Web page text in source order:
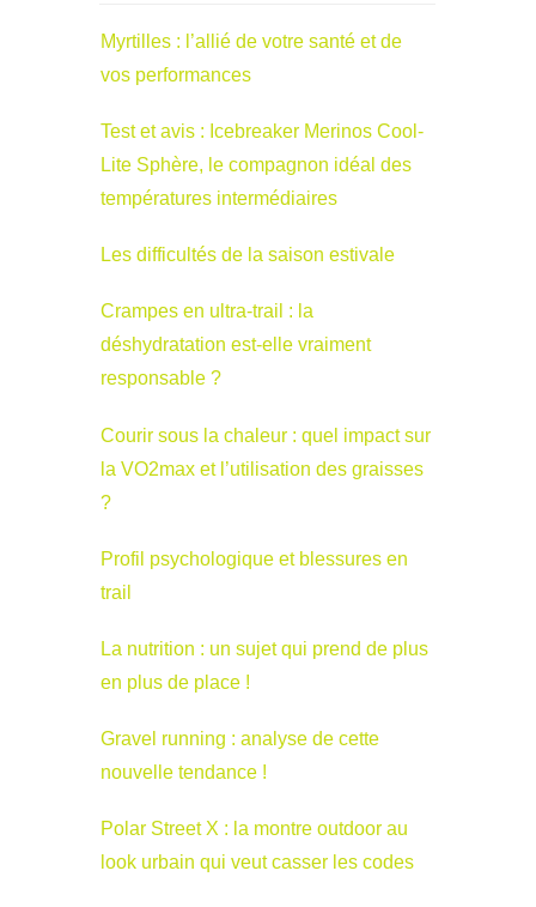
Myrtilles : l’allié de votre santé et de
vos performances
Test et avis : Icebreaker Merinos Cool-
Lite Sphère, le compagnon idéal des
températures intermédiaires
Les difficultés de la saison estivale
Crampes en ultra-trail : la
déshydratation est-elle vraiment
responsable ?
Courir sous la chaleur : quel impact sur
la VO2max et l’utilisation des graisses
?
Profil psychologique et blessures en
trail
La nutrition : un sujet qui prend de plus
en plus de place !
Gravel running : analyse de cette
nouvelle tendance !
Polar Street X : la montre outdoor au
look urbain qui veut casser les codes